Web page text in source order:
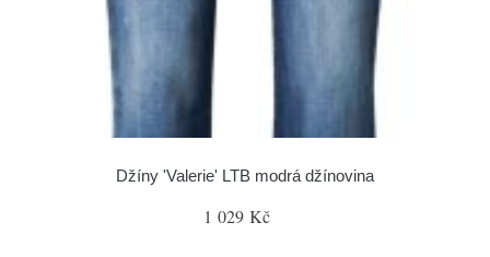
Džíny 'Valerie' LTB modrá džínovina
1 029 Kč